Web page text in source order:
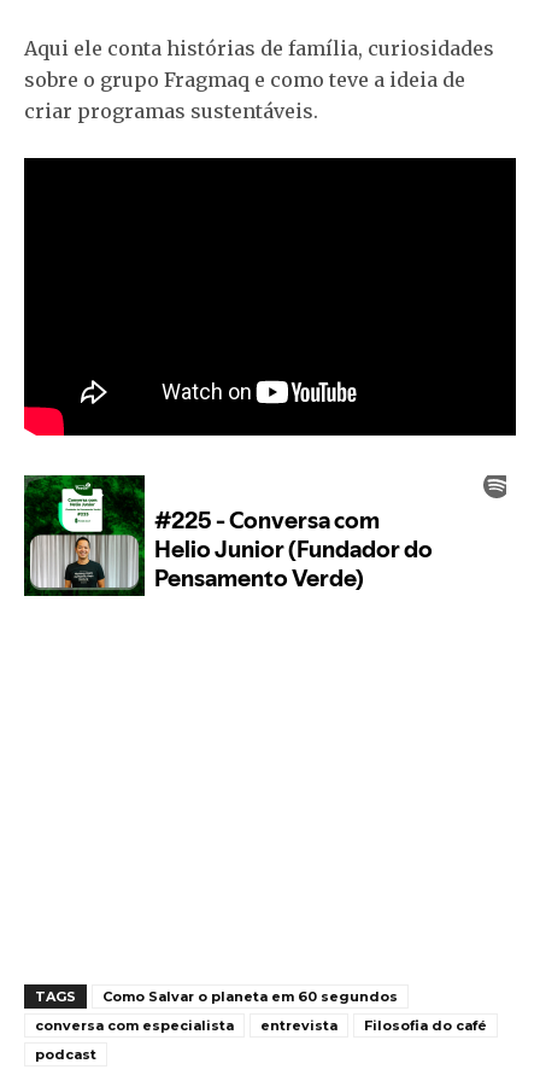
Aqui ele conta histórias de família, curiosidades
sobre o grupo Fragmaq e como teve a ideia de
criar programas sustentáveis.
TAGS
Como Salvar o planeta em 60 segundos
conversa com especialista
entrevista
Filosofia do café
podcast